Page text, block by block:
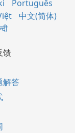
Português
中文(简体)
馈
解答